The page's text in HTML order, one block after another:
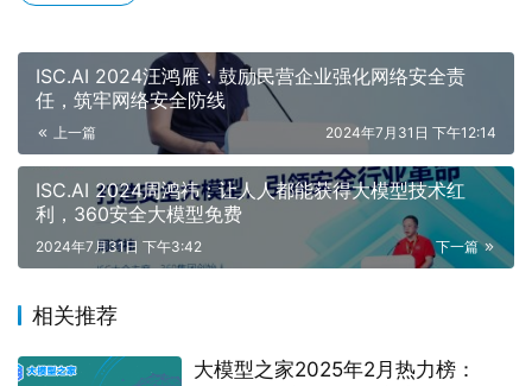
ISC.AI 2024汪鸿雁：鼓励民营企业强化网络安全责
任，筑牢网络安全防线
上一篇 2024年7月31日 下午12:14
ISC.AI 2024周鸿祎：让人人都能获得大模型技术红
利，360安全大模型免费
下一篇
2024年7月31日 下午3:42
相关推荐
大模型之家2025年2月热力榜：